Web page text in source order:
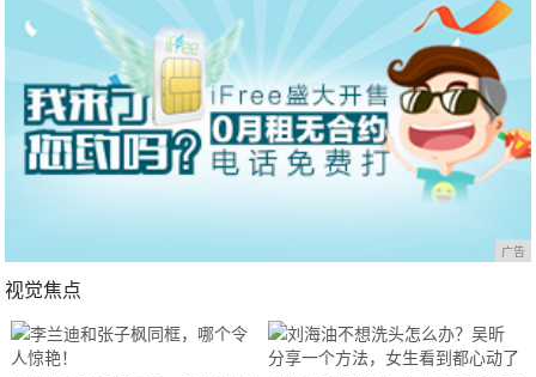
广告
视觉焦点